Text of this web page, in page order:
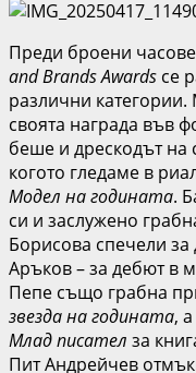
Преди броени
and Brands Awards се
различни
своята награда във
беше и дрескодът на
когото гледаме в
Модел на годината.
си и заслужено
Борисова спечели
Аръков – за дебют в
Пепе също грабна
звезда на годината,
Млад писател за
Пит Андрейчев